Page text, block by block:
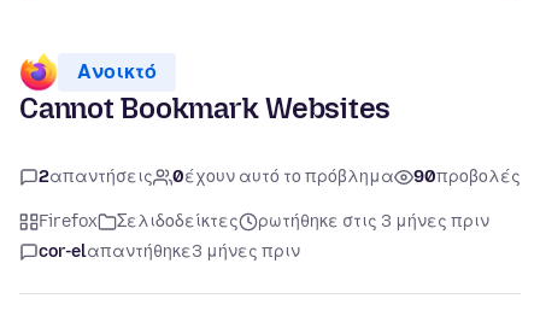
Ανοικτό
Cannot Bookmark Websites
2απαντήσεις 0έχουν αυτό το πρόβλημα 90προβολές
Firefox Σελιδοδείκτες
ρωτήθηκε στις 3 μήνες πριν
cor-elαπαντήθηκε3 μήνες πριν